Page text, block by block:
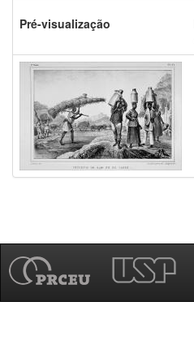
Pré-visualização